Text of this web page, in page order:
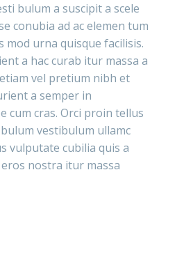
bulum a suscipit a scele
conubia ad ac elemen tum
mod urna quisque facilisis.
a hac curab itur massa a
vel pretium nibh et
a semper in
cum cras. Orci proin tellus
vestibulum ullamc
vulputate cubilia quis a
nostra itur massa